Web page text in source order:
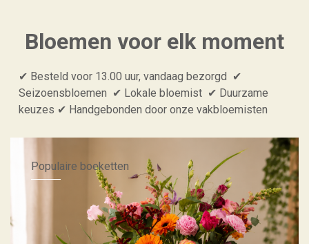
Bloemen voor elk moment
✔ Besteld voor 13.00 uur, vandaag bezorgd ✔
Seizoensbloemen ✔ Lokale bloemist ✔ Duurzame
keuzes ✔ Handgebonden door onze vakbloemisten
Populaire boeketten